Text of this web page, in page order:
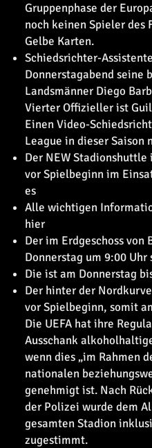
Gruppenphase der
noch keinen Spieler des
Gelbe Karten.
Schiedsrichter-
Donnerstagabend seine
Landsmänner Diego
Vierter Offizieller ist
Einen Video-
League in dieser Saison
Der NEW
vor Spielbeginn im
es
Alle wichtigen
hier
Derim Erdgeschoss von
Donnerstag um 9:00
Die ist am Donnerstag
Der hinter der
vor Spielbeginn, somit
Die UEFA hat ihre
Ausschank
wenn dies „im Rahmen
nationalen
genehmigt ist. Nach
der Polizei wurde dem
gesamten Stadion
zugestimmt.